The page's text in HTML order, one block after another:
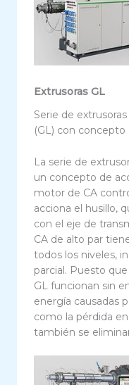
Extrusoras GL
Serie de
(GL) con
La serie de
un concepto de
motor de CA
acciona el husillo,
con el eje de
CA de alto par
todos los niveles,
parcial. Puesto
GL funcionan sin
energía causadas
como la pérdida
también se